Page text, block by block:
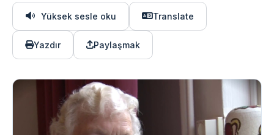
Yüksek sesle oku Translate
Yazdır Paylaşmak